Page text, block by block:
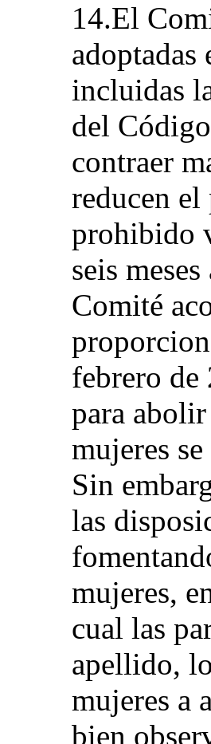
14.El
incluidas
del
contraer
reducen
prohibido
seis
Comité
febrero de
para
mujeres
Sin
las
mujeres,
cual las
apellido,
mujeres a
bien